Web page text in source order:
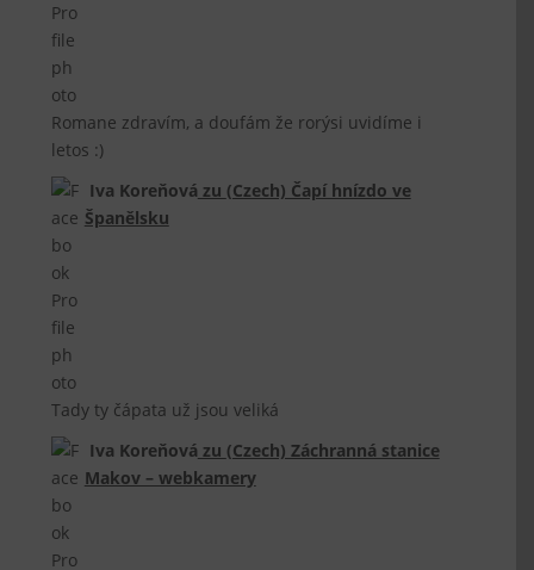
Romane zdravím, a doufám že rorýsi uvidíme i
letos :)
Iva Koreňová zu (Czech) Čapí hnízdo ve
Španělsku
Tady ty čápata už jsou veliká
Iva Koreňová zu (Czech) Záchranná stanice
Makov – webkamery